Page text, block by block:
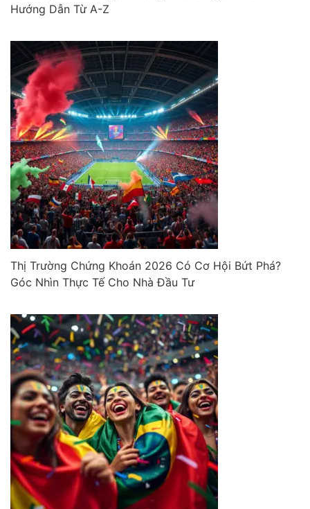
Hướng Dẫn Từ A-Z
Thị Trường Chứng Khoán 2026 Có Cơ Hội Bứt Phá?
Góc Nhìn Thực Tế Cho Nhà Đầu Tư